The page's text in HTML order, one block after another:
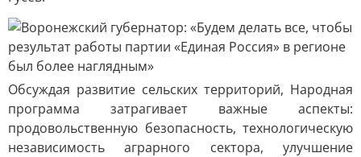
Обсуждая развитие сельских территорий, Народная
программа затрагивает важные аспекты:
продовольственную безопасность, технологическую
независимость аграрного сектора, улучшение